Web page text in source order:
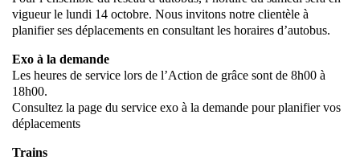
vigueur le lundi 14 octobre. Nous invitons notre clientèle à
planifier ses déplacements en consultant les horaires d’autobus.
Exo à la demande
Les heures de service lors de l’Action de grâce sont de 8h00 à
18h00.
Consultez la page du service exo à la demande pour planifier vos
déplacements
Trains